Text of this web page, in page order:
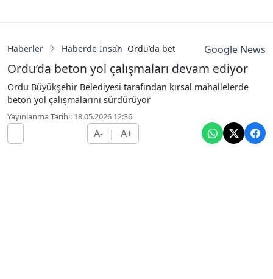
Haberler Haberde İnsan Ordu’da beton yol çalışmaları
Google News
Ordu’da beton yol çalışmaları devam ediyor
Ordu Büyükşehir Belediyesi tarafından kırsal mahallelerde
beton yol çalışmalarını sürdürüyor
Yayınlanma Tarihi: 18.05.2026 12:36
A- | A+